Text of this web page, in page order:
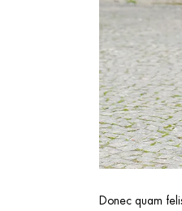
Donec quam